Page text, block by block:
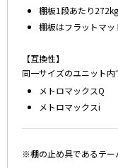
棚板1段あたり272kg
棚板はフラットマッ
【互換性】
同一サイズのユニット内
メトロマックスQ
メトロマックスi
※棚の止め具であるテー